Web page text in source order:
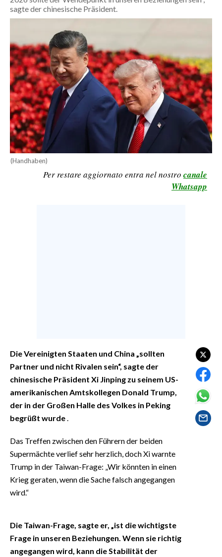
CALCIO
BASKET
VOLLEY
MOTORI
TENNIS
ALTRI SPORT
CULTURA
SPETTACOLI
ANNUNCI
NECROLOGI
PUBBLICITÀ
SPIAGGE
STORE
sagte der chinesische Präsident.
(Handhaben)
Per restare aggiornato entra nel nostro canale
Whatsapp
Die Vereinigten Staaten und China „sollten
Partner und nicht Rivalen sein“, sagte der
chinesische Präsident Xi Jinping zu seinem US-
amerikanischen Amtskollegen Donald Trump,
der in der Großen Halle des Volkes in Peking
begrüßt wurde
Das Treffen zwischen den Führern der beiden
Supermächte verlief sehr herzlich, doch Xi warnte
Trump in der Taiwan-Frage: „Wir könnten in einen
Krieg geraten, wenn die Sache falsch angegangen
wird.“
Die Taiwan-Frage, sagte er, „ist die wichtigste
Frage in unseren Beziehungen. Wenn sie richtig
angegangen wird, kann die Stabilität der